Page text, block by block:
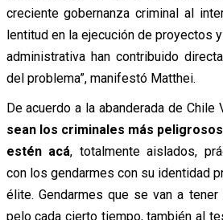
creciente gobernanza criminal al
lentitud en la ejecución de proyectos
administrativa han contribuido
del problema”, manifestó Matthei.
De acuerdo a la abanderada de Chile
sean los criminales más
estén acá, totalmente aislados,
con los gendarmes con su identidad
élite. Gendarmes que se van a
pelo cada cierto tiempo, también al